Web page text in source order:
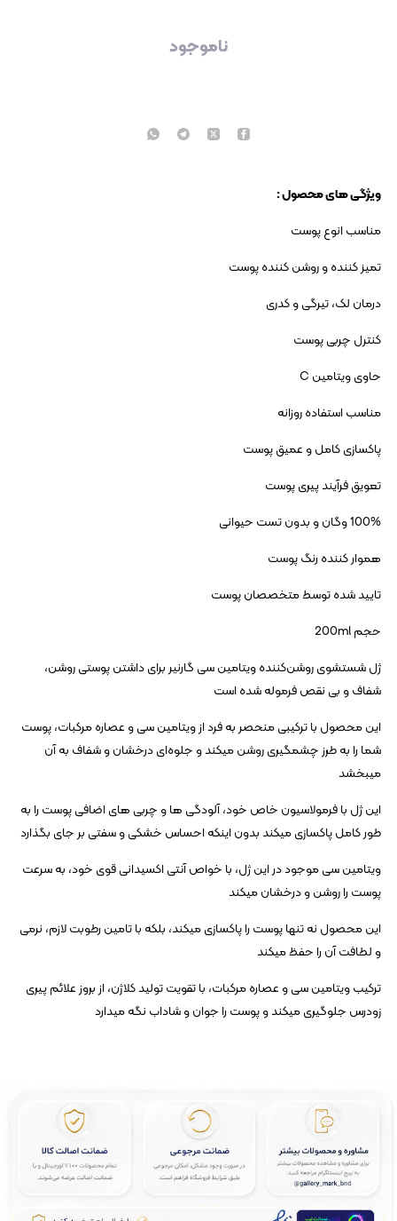
ناموجود
ویژگی های محصول :
مناسب انوع پوست
تمیز کننده و روشن کننده پوست
درمان لک، تیرگی و کدری
کنترل چربی پوست
حاوی ویتامین C
مناسب استفاده روزانه
پاکسازی کامل و عمیق پوست
تعویق فرآیند پیری پوست
100% وگان و بدون تست حیوانی
هموار کننده رنگ پوست
تایید شده توسط متخصصان پوست
حجم 200ml
ژل شستشوی روشن‌کننده ویتامین سی گارنیر برای داشتن پوستی روشن،
شفاف و بی‌ نقص فرموله شده است
این محصول با ترکیبی منحصر به فرد از ویتامین سی و عصاره مرکبات، پوست
شما را به طرز چشمگیری روشن میکند و جلوه‌ای درخشان و شفاف به آن
میبخشد
این ژل با فرمولاسیون خاص خود، آلودگی‌ ها و چربی‌ های اضافی پوست را به
طور کامل پاکسازی میکند بدون اینکه احساس خشکی و سفتی بر جای بگذارد
ویتامین سی موجود در این ژل، با خواص آنتی‌ اکسیدانی قوی خود، به سرعت
پوست را روشن و درخشان میکند
این محصول نه تنها پوست را پاکسازی میکند، بلکه با تامین رطوبت لازم، نرمی
و لطافت آن را حفظ میکند
ترکیب ویتامین سی و عصاره مرکبات، با تقویت تولید کلاژن، از بروز علائم پیری
زودرس جلوگیری میکند و پوست را جوان و شاداب نگه میدارد